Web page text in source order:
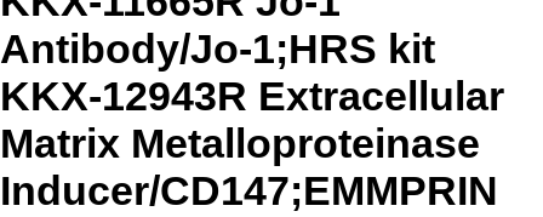
Antibody/Jo-1;HRS kit
KKX-12943R Extracellular
Matrix Metalloproteinase
Inducer/CD147;EMMPRIN